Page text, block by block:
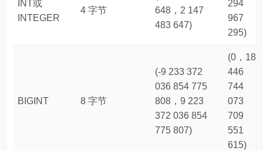
INT或
INTEGER
4 字节
648，2 147
483 647)
294
967
295)
BIGINT 8 字节
(-9 233 372
036 854 775
808，9 223
372 036 854
775 807)
(0，18
446
744
073
709
551
615)